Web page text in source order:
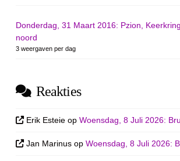
Donderdag, 31 Maart 2016: Pzion,
noord
3 weergaven per dag
Reakties
Erik Esteie opWoensdag, 8 Juli 2026:
Jan Marinus opWoensdag, 8 Juli 2026: